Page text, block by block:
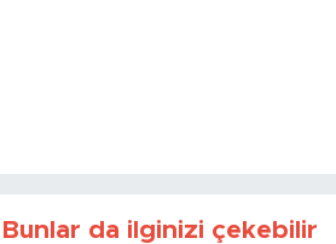
Bunlar da ilginizi çekebilir